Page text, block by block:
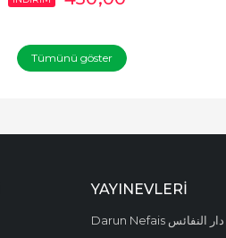
Tümünü göster
YAYINEVLERI
Darun Nefais دار النفائس